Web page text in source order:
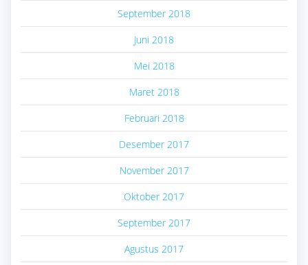
September 2018
Juni 2018
Mei 2018
Maret 2018
Februari 2018
Desember 2017
November 2017
Oktober 2017
September 2017
Agustus 2017